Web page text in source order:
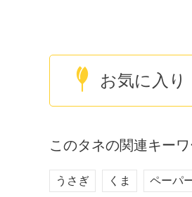
お気に入り
このタネの関連キー
うさぎ くま ペーパ